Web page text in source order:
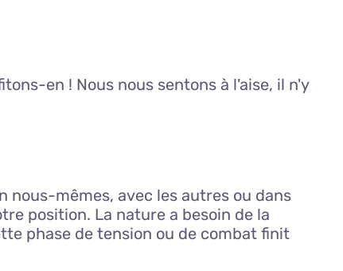
en ! Nous nous sentons à l'aise, il n'y
nous-mêmes, avec les autres ou dans
position. La nature a besoin de la
phase de tension ou de combat finit